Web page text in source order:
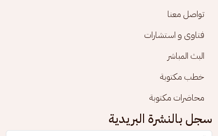
تواصل معنا
فتاوى و استشارات
البث المباشر
خطب مكتوبة
محاضرات مكتوبة
سجل بالنشرة البريدية